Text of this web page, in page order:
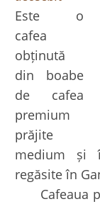
Este o
cafea
obținută
din boabe
de cafea
premium
prăjite
medium și
regăsite în
Cafeaua